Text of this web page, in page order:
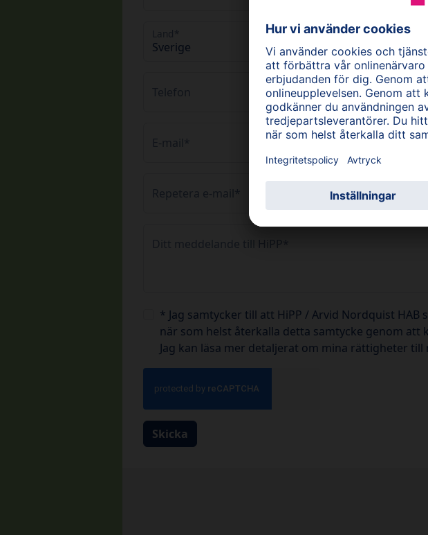
Land*
Telefon
E-mail*
Repetera e-mail*
Ditt meddelande till HiPP*
* Jag samtycker till att HiPP / Arvid Nordquist
när som helst återkalla detta samtycke genom
Jag kan läsa mer detaljerat om mina rättigheter
Skicka